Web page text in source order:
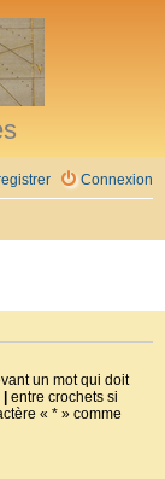
Connexion
un mot qui doit
| entre crochets si
« * » comme